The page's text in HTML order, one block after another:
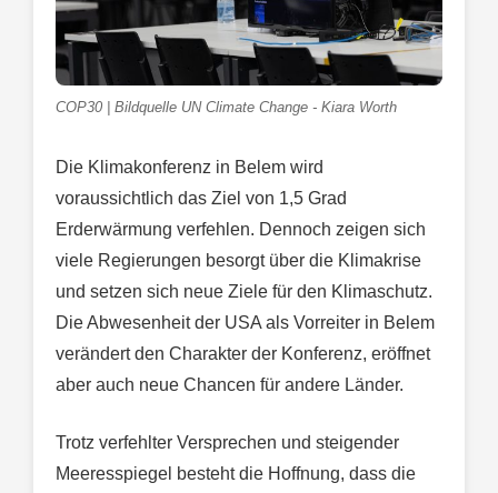
COP30 | Bildquelle UN Climate Change - Kiara Worth
Die Klimakonferenz in Belem wird
voraussichtlich das Ziel von 1,5 Grad
Erderwärmung verfehlen. Dennoch zeigen sich
viele Regierungen besorgt über die Klimakrise
und setzen sich neue Ziele für den Klimaschutz.
Die Abwesenheit der USA als Vorreiter in Belem
verändert den Charakter der Konferenz, eröffnet
aber auch neue Chancen für andere Länder.
Trotz verfehlter Versprechen und steigender
Meeresspiegel besteht die Hoffnung, dass die